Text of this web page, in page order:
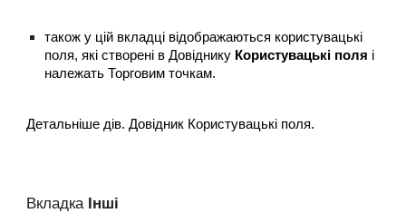
також у цій вкладці відображаються користувацькі
поля, які створені в Довіднику Користувацькі поля і
належать Торговим точкам.
Детальніше дів. Довідник Користувацькі поля.
Вкладка Інші